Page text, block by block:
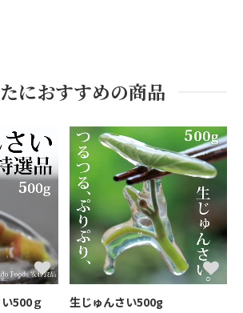
におすすめの商品
500ｇ
生じゅんさい500g